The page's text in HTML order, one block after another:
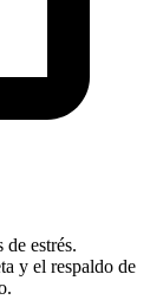
estrés.
y el respaldo de